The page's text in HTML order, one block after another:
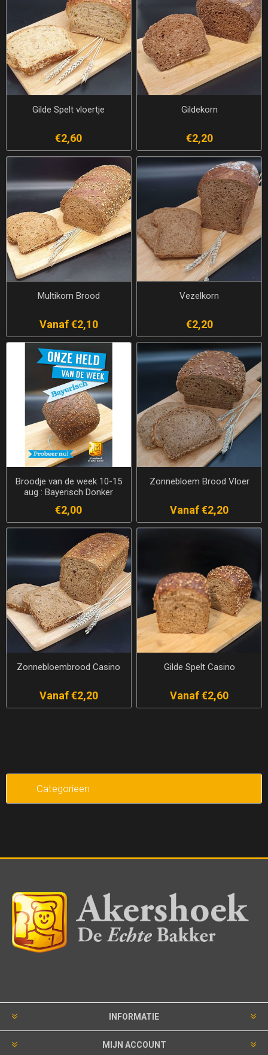
Gilde Spelt vloertje
€2,60
Gildekorn
€2,20
Multikorn Brood
Vanaf €2,10
Vezelkorn
€2,20
Broodje van de week 10-15
aug : Bayerisch Donker
€2,00
Zonnebloem Brood Vloer
Vanaf €2,20
Zonnebloembrood Casino
Vanaf €2,20
Gilde Spelt Casino
Vanaf €2,60
Categorieen
INFORMATIE
MIJN ACCOUNT